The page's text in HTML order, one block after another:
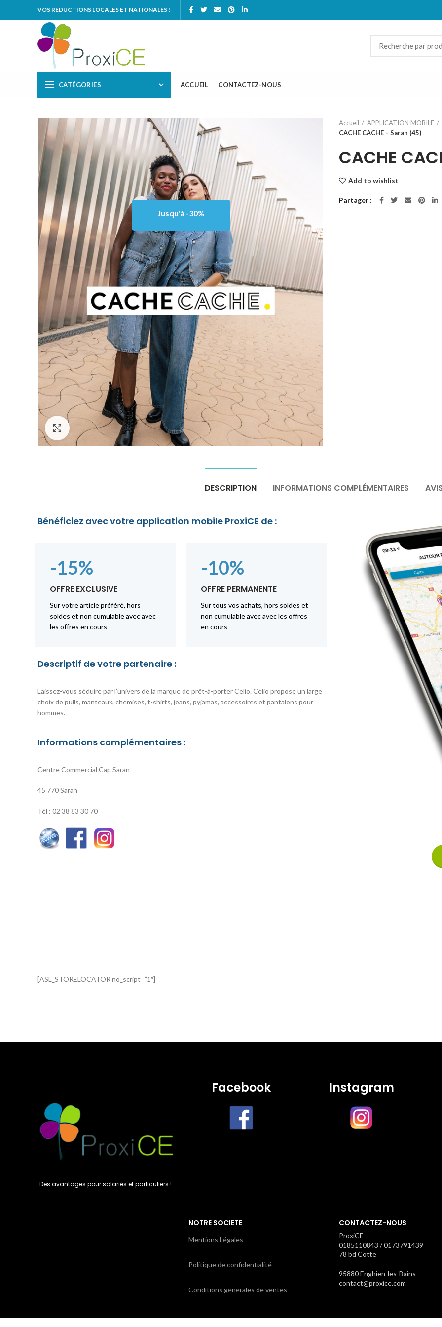
VOS REDUCTIONS LOCALES ET NATIONALES !
CATÉGORIES ACCUEIL CONTACTEZ-NOUS
Click to enlarge
Jusqu'à -30%
Accueil
APPLICATION MOBILE
CACHE CACHE – Saran (45)
CACHE
Add to wishlist
Partager
DESCRIPTION INFORMATIONS COMPLÉMENTAIRES
Bénéficiez avec votre application mobile ProxiCE de :
-15%
OFFRE EXCLUSIVE
Sur votre article préféré, hors
soldes et non cumulable avec avec
les offres en cours
-10%
OFFRE PERMANENTE
Sur tous vos achats, hors soldes et
non cumulable avec avec les offres
en cours
Descriptif de votre partenaire :
Laissez-vous séduire par l’univers de la marque de prêt-à-porter Celio. Celio propose un large
choix de pulls, manteaux, chemises, t-shirts, jeans, pyjamas, accessoires et pantalons pour
hommes.
Informations complémentaires :
Centre Commercial Cap Saran
45 770 Saran
Tél : 02 38 83 30 70
[ASL_STORELOCATOR no_script=”1″]
Des avantages pour salariés et particuliers !
Facebook Instagram
NOTRE SOCIETE
Mentions Légales
Politique de confidentialité
Conditions générales de ventes
CONTACTEZ-NOUS
ProxiCE
0185110843 / 0173791439
78 bd Cotte
95880 Enghien-les-Bains
contact@proxice.com